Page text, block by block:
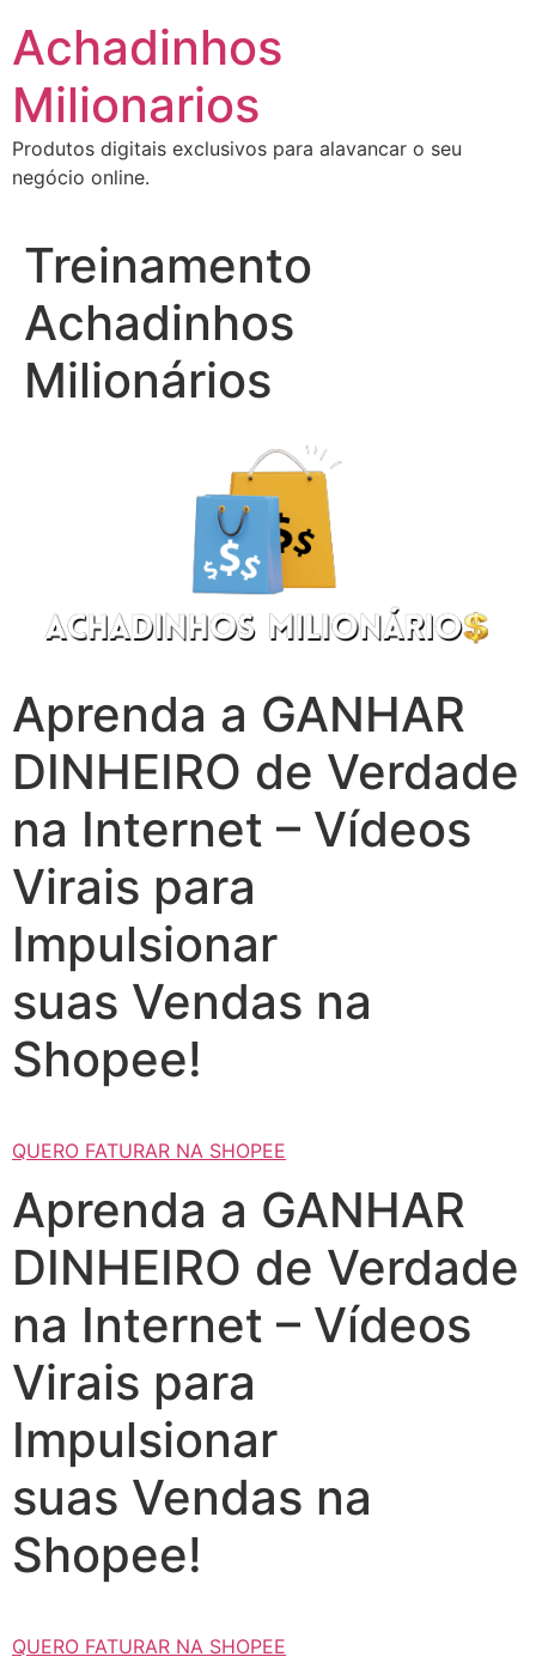
para
conteúdo
Achadinhos
Milionarios
Produtos digitais exclusivos para alavancar o seu
negócio online.
Treinamento
Achadinhos
Milionários
Aprenda a GANHAR
DINHEIRO de Verdade
na Internet – Vídeos
Virais para
Impulsionar
suas Vendas na
Shopee!
QUERO FATURAR NA SHOPEE
Aprenda a GANHAR
DINHEIRO de Verdade
na Internet – Vídeos
Virais para
Impulsionar
suas Vendas na
Shopee!
QUERO FATURAR NA SHOPEE